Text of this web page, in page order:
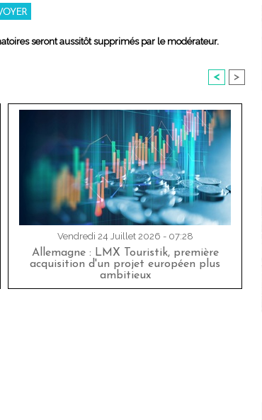
seront aussitôt supprimés par le modérateur.
< >
Vendredi 24 Juillet 2026 - 07:28
Allemagne : LMX Touristik, première
acquisition d'un projet européen plus
ambitieux